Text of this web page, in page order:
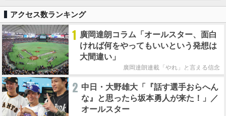
アクセス数ランキング
1 廣岡達朗コラム「オールスター、面白
ければ何をやってもいいという発想は
大間違い」
廣岡達朗連載「やれ」と言える信念
2 中日・大野雄大「『話す選手おらへん
な』と思ったら坂本勇人が来た！」／
オールスター